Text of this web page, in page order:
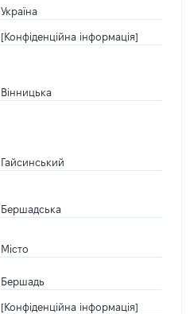
Україна
[Конфіденційна інформація]
Вінницька
Гайсинський
Бершадська
Місто
Бершадь
[Конфіденційна інформація]